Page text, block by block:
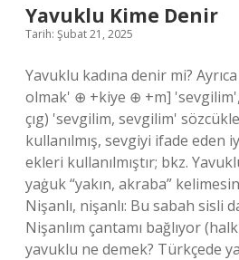
Yavuklu Kime Denir
Tarih: Şubat 21, 2025
Yavuklu kadına denir mi?
olmak' ⊕ +kiye ⊕ +m] 'sevgilim',
çıg) 'sevgilim, sevgilim'
kullanılmış, sevgiyi ifade eden
ekleri kullanılmıştır; bkz.
yaġuk “yakın, akraba”
Nişanlı, nişanlı: Bu sabah sisli
Nişanlım çantamı bağlıyor
yavuklu ne demek? Türkçede